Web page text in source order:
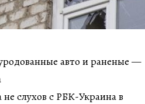
авто и раненые —
слухов с РБК-Украина в